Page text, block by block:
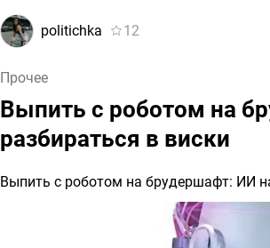
politichka 12
Прочее
Выпить с роботом на
разбираться в виски
Выпить с роботом на брудершафт: ИИ